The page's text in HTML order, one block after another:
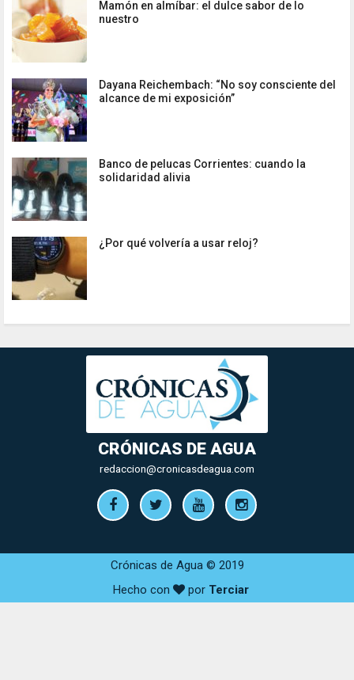
Mamón en almíbar: el dulce sabor de lo
nuestro
Dayana Reichembach: “No soy consciente del
alcance de mi exposición”
Banco de pelucas Corrientes: cuando la
solidaridad alivia
¿Por qué volvería a usar reloj?
CRÓNICAS DE AGUA
redaccion@cronicasdeagua.com
Crónicas de Agua © 2019
Hecho con
por Terciar